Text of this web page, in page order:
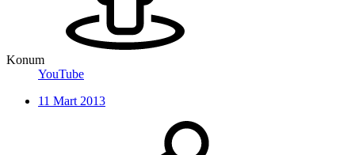
Konum
YouTube
11 Mart 2013